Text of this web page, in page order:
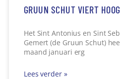
GRUUN SCHUT VIERT
Het Sint Antonius en Sint
Gemert (de Gruun Schut)
maand januari erg
Lees verder »